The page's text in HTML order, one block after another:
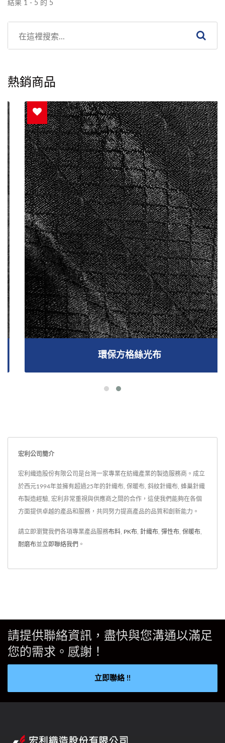
結果 1 - 5 的 5
熱銷商品
環保方格絲光布
宏利公司簡介
宏利織造股份有限公司是台灣一家專業在紡織產業的製造服務商。成立
於西元1994年並擁有超過25年的針織布, 保暖布, 斜紋針織布, 蜂巢針織
布製造經驗, 宏利非常重視與供應商之間的合作，這使我們能夠在各個
方面提供卓越的產品和服務，共同努力提高產品的品質和創新能力。
請立即瀏覽我們各項專業產品服務布料 PK布 針織布 彈性布 保暖布
耐磨布並 立即聯絡我們 。
請提供聯絡資訊，盡快與您溝通以滿足
您的需求。感謝！
立即聯絡 !!